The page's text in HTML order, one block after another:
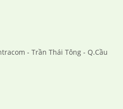
- Trần Thái Tông - Q.Cầu